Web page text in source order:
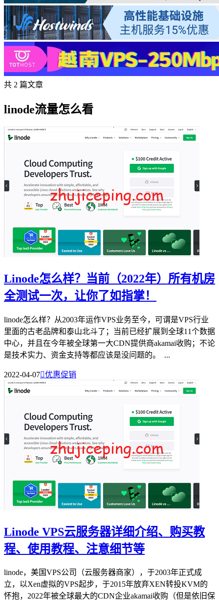
共 2 篇文章
linode流量怎么看
Linode怎么样？当前（2022年）所有机房
全测试一次，让你了如指掌！
linode怎么样？从2003年运作VPS业务至今，可谓是VPS行业
里面的古老品牌和泰山北斗了；当前已经扩展到全球11个数据
中心，并且在今年被全球第一大CDN提供商akamai收购；不论
是技术实力、资金支持等都应该是没问题的。 ...
2022-04-07优惠促销
Linode VPS云服务器详细介绍、购买教
程、使用教程、注意细节等
linode，美国VPS公司（云服务器商家），于2003年正式成
立，以Xen虚拟的VPS起步，于2015年放弃XEN转投KVM的
怀抱，2022年被全球最大的CDN企业akamai收购（但是依旧保